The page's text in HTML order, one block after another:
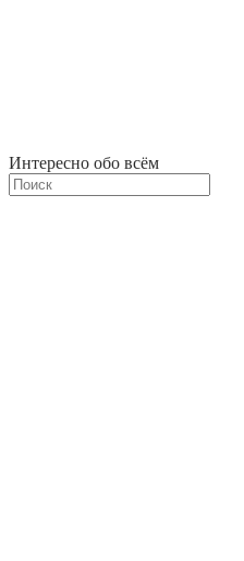
Интересно обо всём